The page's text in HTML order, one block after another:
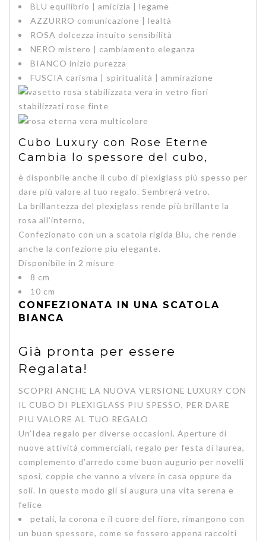
BLU equilibrio | amicizia | legame
AZZURRO comunicazione | lealtà
ROSA dolcezza intuito sensibilità
NERO mistero | cambiamento eleganza
BIANCO inizio purezza
FUSCIA carisma | spiritualità | ammirazione
Cubo Luxury con Rose Eterne
Cambia lo spessore del cubo,
è disponbile anche il cubo di plexiglass più spesso per
dare più valore al tuo regalo. Sembrerà vetro.
La brillantezza del plexiglass rende più brillante la
rosa all’interno,
Confezionato con un a scatola rigida Blu, che rende
anche la confezione piu elegante.
Disponibile in 2 misure
8 cm
10 cm
CONFEZIONATA IN UNA SCATOLA
BIANCA
Già pronta per essere
Regalata!
SCOPRI ANCHE LA NUOVA VERSIONE LUXURY CON
IL CUBO DI PLEXIGLASS PIU SPESSO, PER DARE
PIU VALORE AL TUO REGALO
Un’Idea regalo per diverse occasioni. Aperture di
nuove attività commerciali, regalo per festa di laurea,
complemento d’arredo come buon augurio per novelli
sposi, coppie che vanno a vivere in casa oppure da
soli. In questo modo gli si augura una vita serena e
felice
petali, la corona e il cuore del fiore, rimangono con
un buon spessore, come se fossero appena raccolti